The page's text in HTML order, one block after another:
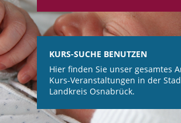
KURS-SUCHE BENUTZEN
Hier finden Sie unser gesamtes
Kurs-Veranstaltungen in der
Landkreis Osnabrück.